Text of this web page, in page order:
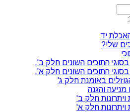
יד
שלי?
בסוגי התוכים השונים חלק ב'.
בסוגי התוכים השונים חלק א'.
באומנת חלק ג'
והגנה
חלק ב'
חלק א'